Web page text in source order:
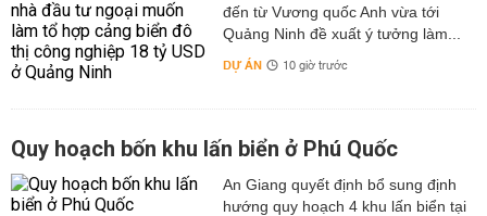
đến từ Vương quốc Anh vừa tới
Quảng Ninh đề xuất ý tưởng làm...
DỰ ÁN 10 giờ trước
Quy hoạch bốn khu lấn biển ở Phú Quốc
An Giang quyết định bổ sung định
hướng quy hoạch 4 khu lấn biển tại